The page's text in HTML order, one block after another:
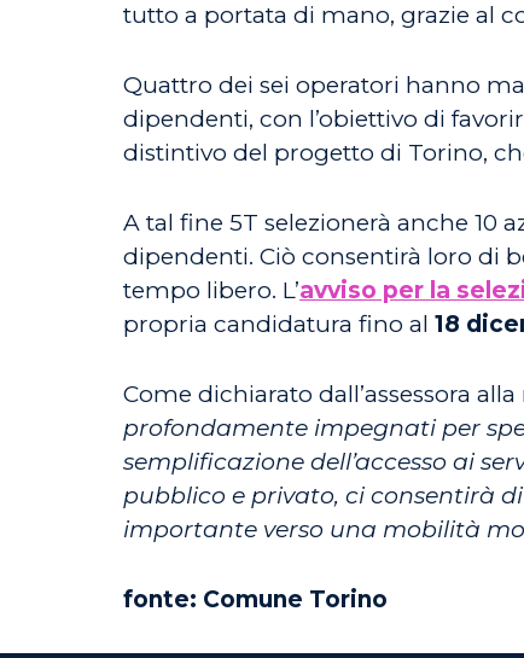
tutto a portata di mano, grazie al
Quattro dei sei operatori hanno
dipendenti, con l’obiettivo di
distintivo del progetto di Torino,
A tal fine 5T selezionerà anche 10
dipendenti. Ciò consentirà loro di
tempo libero. L’avviso per la
propria candidatura fino al 18
Come dichiarato dall’assessora
profondamente impegnati per
semplificazione dell’accesso ai
pubblico e privato, ci consentirà
importante verso una mobilità
fonte: Comune Torino